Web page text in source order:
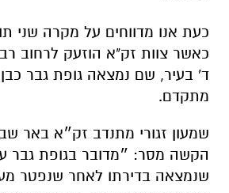
שמעון זגורי מתנדב זק״א באר
שנמצאה בדירתו לאחר שנפטר
נסבל והזעיקו את כוחות המשטרה
למקום, כשהגעתי לזירה נתקלתי
מראות מאוד קשים, הגופה